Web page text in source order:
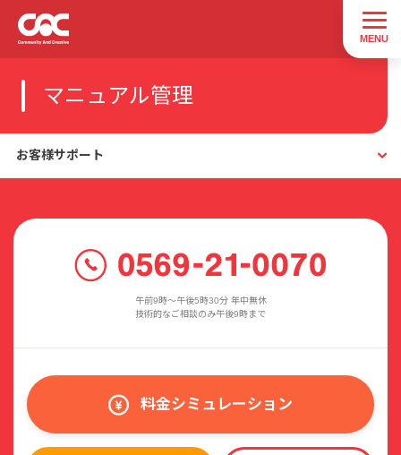
マニュアル管理
お客様サポート
午前9時〜午後5時30分 年中無休
技術的なご相談のみ午後9時まで
料金シミュレーション